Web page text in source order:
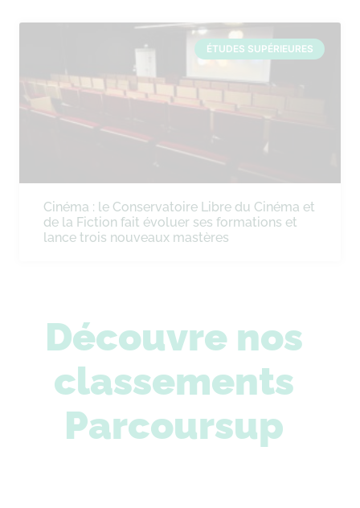
ÉTUDES SUPÉRIEURES
Cinéma : le Conservatoire Libre du Cinéma et
de la Fiction fait évoluer ses formations et
lance trois nouveaux mastères
Découvre nos
classements
Parcoursup